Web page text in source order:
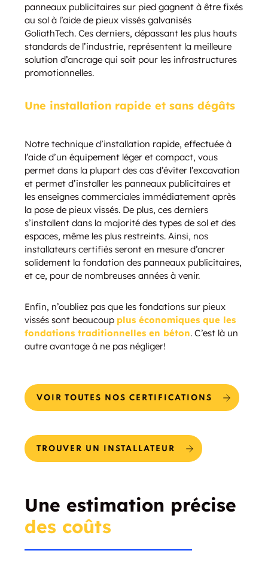
panneaux publicitaires sur pied gagnent à être fixés
au sol à l’aide de pieux vissés galvanisés
GoliathTech. Ces derniers, dépassant les plus hauts
standards de l’industrie, représentent la meilleure
solution d’ancrage qui soit pour les infrastructures
promotionnelles.
Une installation rapide et sans dégâts
Notre technique d’installation rapide, effectuée à
l’aide d’un équipement léger et compact, vous
permet dans la plupart des cas d’éviter l’excavation
et permet d’installer les panneaux publicitaires et
les enseignes commerciales immédiatement après
la pose de pieux vissés. De plus, ces derniers
s’installent dans la majorité des types de sol et des
espaces, même les plus restreints. Ainsi, nos
installateurs certifiés seront en mesure d’ancrer
solidement la fondation des panneaux publicitaires,
et ce, pour de nombreuses années à venir.
Enfin, n’oubliez pas que les fondations sur pieux
vissés sont beaucoup plus économiques que les
fondations traditionnelles en béton. C’est là un
autre avantage à ne pas négliger!
VOIR TOUTES NOS CERTIFICATIONS
TROUVER UN INSTALLATEUR
Une estimation précise
des coûts